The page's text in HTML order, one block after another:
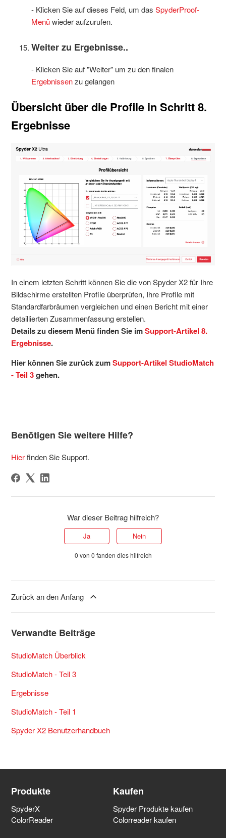
- Klicken Sie auf dieses Feld, um dasSpyderProof-
Menüwieder aufzurufen.
Weiter zu Ergebnisse..
- Klicken Sie auf "Weiter" um zu den finalen
Ergebnissenzu gelangen
Übersicht über die Profile in Schritt 8.
Ergebnisse
In einem letzten Schritt können Sie die von Spyder X2 für Ihre
Bildschirme erstellten Profile überprüfen, Ihre Profile mit
Standardfarbräumen vergleichen und einen Bericht mit einer
detaillierten Zusammenfassung erstellen.
Details zu diesem Menü finden Sie imSupport-Artikel 8.
Ergebnisse.
Hier können Sie zurück zumSupport-Artikel StudioMatch
- Teil 3gehen.
Benötigen Sie weitere Hilfe?
Hierfinden Sie Support.
War dieser Beitrag hilfreich?
Ja Nein
0 von 0 fanden dies hilfreich
Zurück an den Anfang
Verwandte Beiträge
StudioMatch Überblick
StudioMatch - Teil 3
Ergebnisse
StudioMatch - Teil 1
Spyder X2 Benutzerhandbuch
Produkte
SpyderX
ColorReader
Kaufen
Spyder Produkte kaufen
Colorreader kaufen